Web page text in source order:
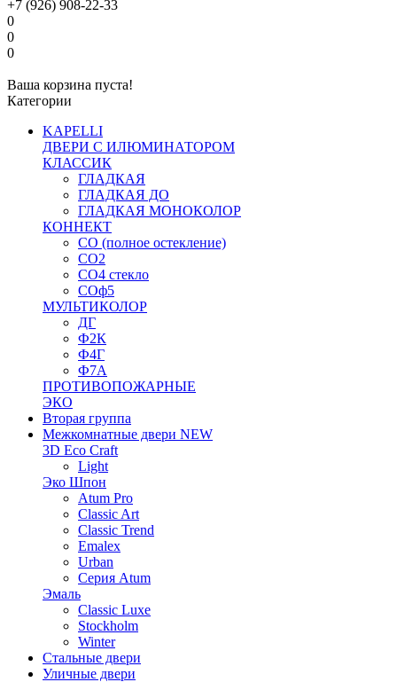
+7 (926) 908-22-33
0
0
0
Ваша корзина пуста!
Категории
KAPELLI
ДВЕРИ С ИЛЮМИНАТОРОМ
КЛАССИК
ГЛАДКАЯ
ГЛАДКАЯ ДО
ГЛАДКАЯ МОНОКОЛОР
КОННЕКТ
СО (полное остекление)
СО2
СО4 стекло
СОф5
МУЛЬТИКОЛОР
ДГ
Ф2К
Ф4Г
Ф7А
ПРОТИВОПОЖАРНЫЕ
ЭКО
Вторая группа
Межкомнатные двери NEW
3D Eco Craft
Light
Эко Шпон
Atum Pro
Classic Art
Classic Trend
Emalex
Urban
Серия Atum
Эмаль
Classic Luxe
Stockholm
Winter
Стальные двери
Уличные двери